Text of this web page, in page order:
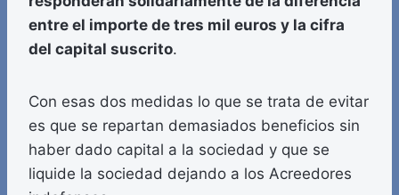
entre el importe de tres mil euros y la cifra
del capital suscrito.
Con esas dos medidas lo que se trata de evitar
es que se repartan demasiados beneficios sin
haber dado capital a la sociedad y que se
liquide la sociedad dejando a los Acreedores